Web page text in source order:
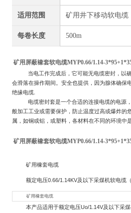
适用范围 矿用井下移动软电缆
每卷长度 500m
矿用屏蔽橡套软电缆MYP0.66/1.14-
当电工作完成后，它可能无电缆密封，以
会滑落在操作期间。安全也提供，因为腺体确保
绝缘电缆
电缆密封套是一个合适的连接电缆的电源
般加工工业或需要保护，防止温度过高或爆炸的
属，如铜或铝，或塑料，各材料在不同的环境中
矿用屏蔽橡套软电缆MYP0.66/1.14-
矿用橡套电缆
额定电压0.66/1.14KV及以下采煤机软电缆（
矿用橡套电缆
本产品适用于额定电压Uo/1.14V及以下采